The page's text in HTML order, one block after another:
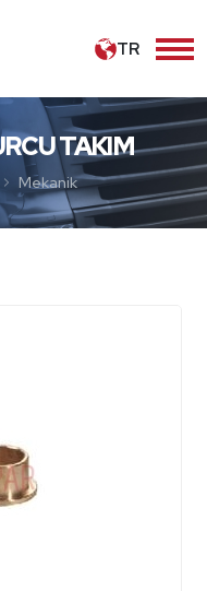
TR
TAKIM
Mekanik